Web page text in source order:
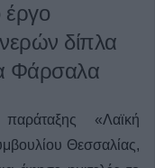
έργο
δίπλα
Φάρσαλα
«Λαϊκή
Θεσσαλίας,